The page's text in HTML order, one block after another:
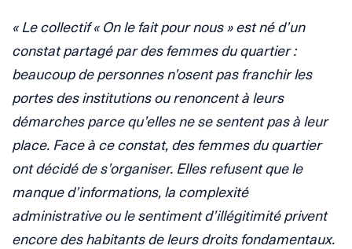
« Le collectif « On le fait pour nous » est né d’un
constat partagé par des femmes du quartier :
beaucoup de personnes n’osent pas franchir les
portes des institutions ou renoncent à leurs
démarches parce qu’elles ne se sentent pas à leur
place. Face à ce constat, des femmes du quartier
ont décidé de s’organiser. Elles refusent que le
manque d’informations, la complexité
administrative ou le sentiment d’illégitimité privent
encore des habitants de leurs droits fondamentaux.